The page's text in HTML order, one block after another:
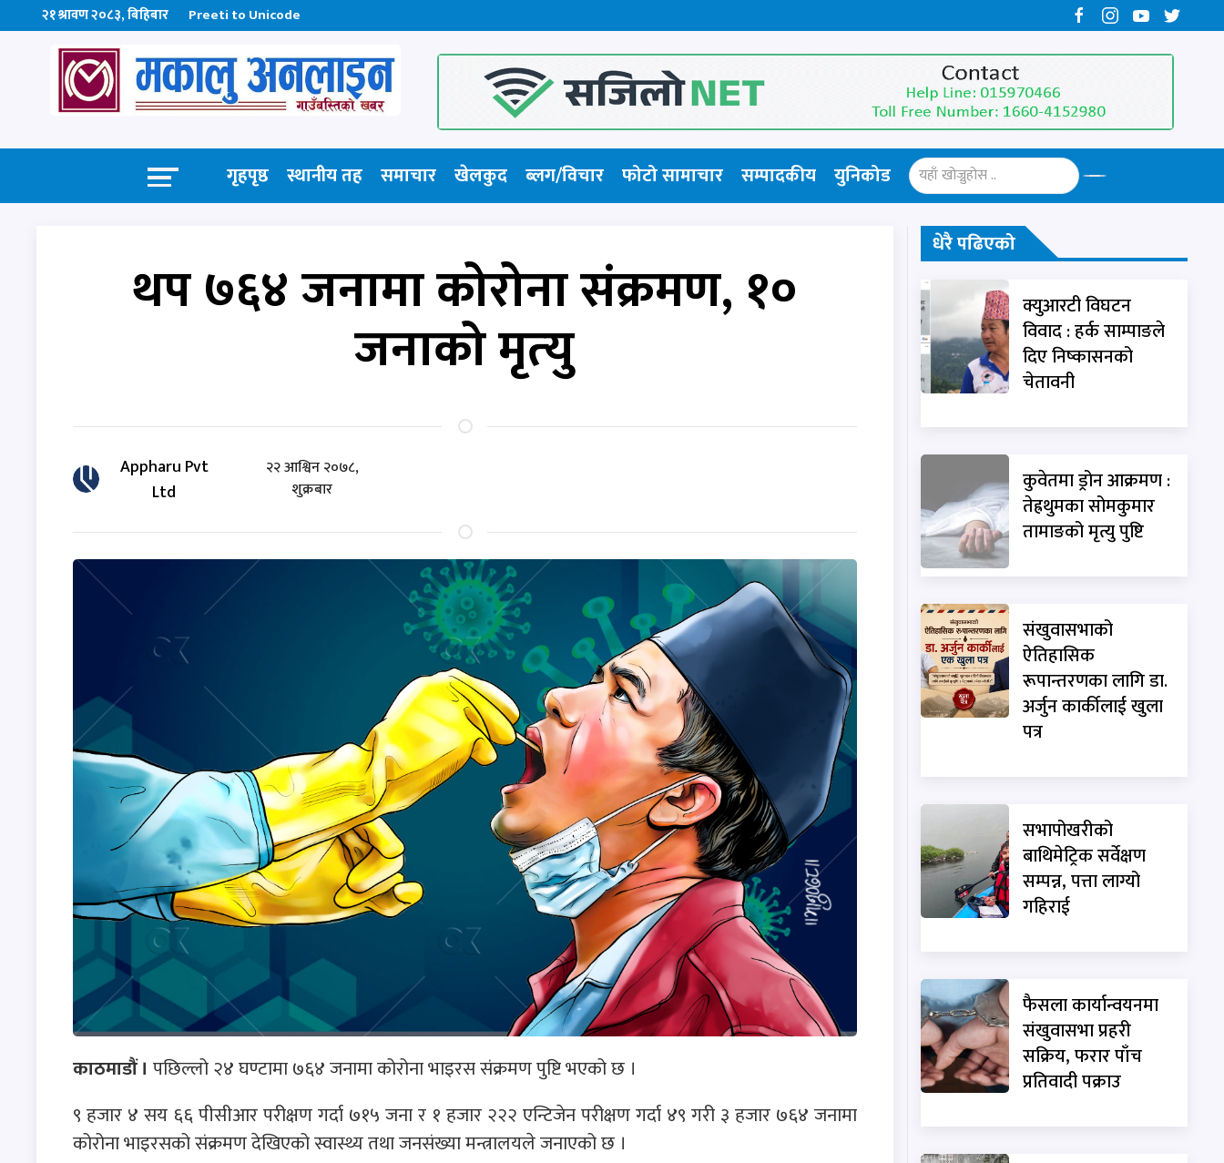
२१ श्रावण २०८३, बिहिबार Preeti to Unicode
गृहपृष्ठ स्थानीय तह समाचार खेलकुद ब्लग/विचार फोटो सामाचार​ सम्पादकीय युनिकोड
थप ७६४ जनामा कोरोना संक्रमण, १०
जनाको मृत्‍यु
Appharu Pvt
Ltd
२२ आश्विन २०७८,
शुक्रबार
काठमाडौं । पछिल्लो २४ घण्टामा ७६४ जनामा कोरोना भाइरस संक्रमण पुष्टि भएको छ ।
९ हजार ४ सय ६६ पीसीआर परीक्षण गर्दा ७१५ जना र १ हजार २२२ एन्टिजेन परीक्षण गर्दा ४९ गरी ३ हजार ७६४ जनामा
कोरोना भाइरसको संक्रमण देखिएको स्वास्थ्य तथा जनसंख्या मन्त्रालयले जनाएको छ ।
धेरै पढिएको
क्युआरटी विघटन
विवाद : हर्क साम्पाङले
दिए निष्कासनको
चेतावनी
कुवेतमा ड्रोन आक्रमण :
तेह्रथुमका सोमकुमार
तामाङको मृत्यु पुष्टि
संखुवासभाको
ऐतिहासिक
रूपान्तरणका लागि डा.
अर्जुन कार्कीलाई खुला
पत्र
सभापोखरीको
बाथिमेट्रिक सर्वेक्षण
सम्पन्न, पत्ता लाग्यो
गहिराई
फैसला कार्यान्वयनमा
संखुवासभा प्रहरी
सक्रिय, फरार पाँच
प्रतिवादी पक्राउ